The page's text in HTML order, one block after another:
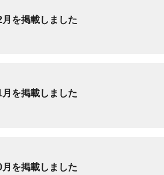
を掲載しました
を掲載しました
を掲載しました